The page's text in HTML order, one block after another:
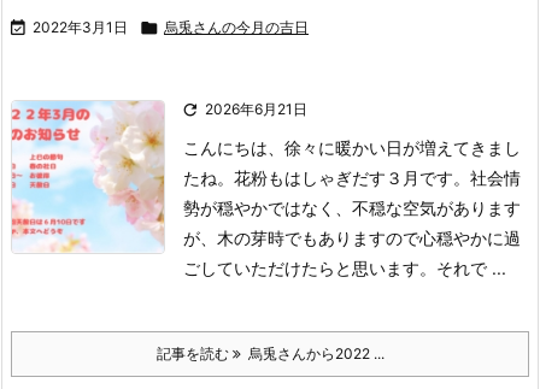
 2022年3月1日  烏兎さんの今月の吉日
 2026年6月21日
こんにちは、徐々に暖かい日が増えてきまし
たね。 花粉もはしゃぎだす３月です。 社会情
勢が穏やかではなく、不穏な空気があります
が、木の芽時でもありますので心穏やかに過
ごしていただけたらと思います。 それで ...
記事を読む 烏兎さんから2022 ...